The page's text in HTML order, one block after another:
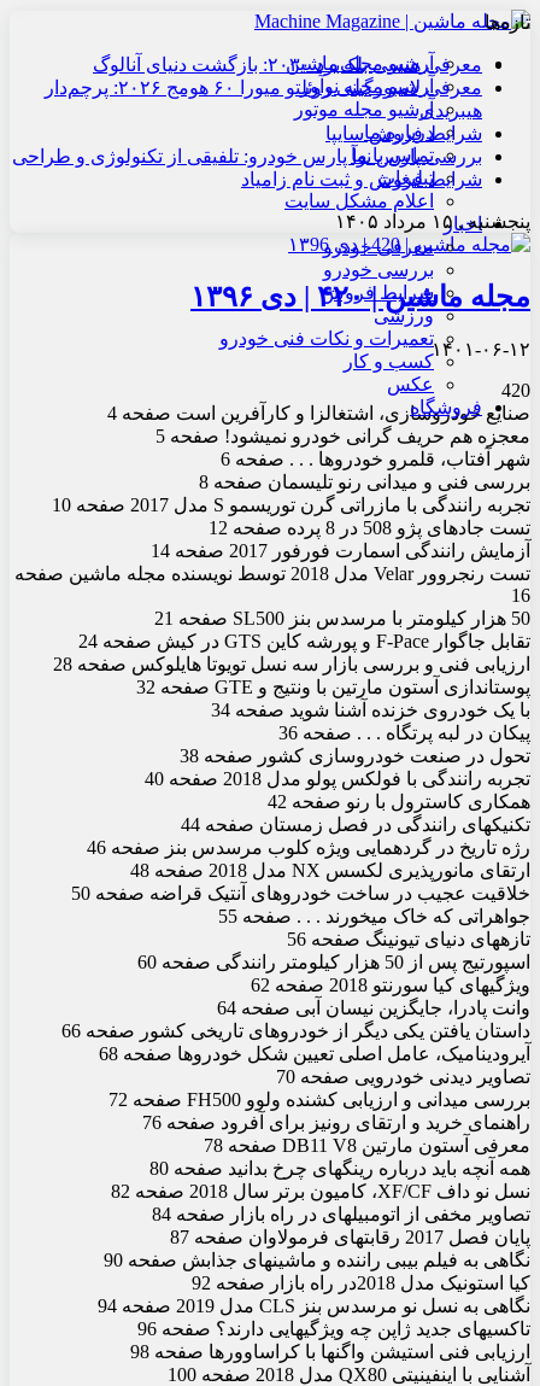
آرشیو مجله ماشین
آرشیو مجله نوآور
آرشیو مجله موتور
درباره ما
تماس با ما
تبلیغات
اعلام مشکل سایت
اخبار
معرفی خودرو
بررسی خودرو
شرایط فروش
ورزشی
تعمیرات و نکات فنی خودرو
کسب و کار
عکس
فروشگاه
تازه‌ها
معرفی هنسی بلک‌برد ۲۰۳۰: بازگشت دنیای آنالوگ
معرفی لامبورگینی روئلتو میورا ۶۰ هومج ۲۰۲۶: پرچم‌دار
هیبریدی
شرایط فروش سایپا
بررسی پارس نوآ پارس خودرو: تلفیقی از تکنولوژی و طراحی
شرایط فروش و ثبت نام زامیاد
پنجشنبه , ۱۵ مرداد ۱۴۰۵
مجله ماشین | ۴۲۰ | دی ۱۳۹۶
۱۴۰۱-۰۶-۱۲
420
صنایع خودروسازی، اشتغال‏زا و کارآفرین است صفحه 4
معجزه هم حریف گرانی خودرو نمی‏شود! صفحه 5
شهر آفتاب، قلمرو خودروها . . . صفحه 6
بررسی فنی و میدانی رنو تلیسمان صفحه 8
تجربه رانندگی با مازراتی گرن توریسمو S مدل 2017 صفحه 10
تست جاده‏ای پژو 508 در 8 پرده صفحه 12
آزمایش رانندگی اسمارت فورفور 2017 صفحه 14
تست رنجروور Velar مدل 2018 توسط نویسنده مجله ماشین صفحه
16
50 هزار کیلومتر با مرسدس بنز SL500 صفحه 21
تقابل جاگوار F-Pace و پورشه کاین GTS در کیش صفحه 24
ارزیابی فنی و بررسی بازار سه نسل تویوتا هایلوکس صفحه 28
پوست‏اندازی آستون مارتین با ونتیج و GTE صفحه 32
با یک خودروی خزنده آشنا شوید صفحه 34
پیکان در لبه پرتگاه . . . صفحه 36
تحول در صنعت خودروسازی کشور صفحه 38
تجربه رانندگی با فولکس پولو مدل 2018 صفحه 40
همکاری کاسترول با رنو صفحه 42
تکنیک‏های رانندگی در فصل زمستان صفحه 44
رژه تاریخ در گردهمایی ویژه کلوب مرسدس بنز صفحه 46
ارتقای مانورپذیری لکسس NX مدل 2018 صفحه 48
خلاقیت عجیب در ساخت خودروهای آنتیک قراضه صفحه 50
جواهراتی که خاک می‏خورند . . . صفحه 55
تازه‏های دنیای تیونینگ صفحه 56
اسپورتیج پس از 50 هزار کیلومتر رانندگی صفحه 60
ویژگی‏های کیا سورنتو 2018 صفحه 62
وانت پادرا، جایگزین نیسان آبی صفحه 64
داستان یافتن یکی دیگر از خودروهای تاریخی کشور صفحه 66
آیرودینامیک، عامل اصلی تعیین‏ شکل خودروها صفحه 68
تصاویر دیدنی خودرویی صفحه 70
بررسی میدانی و ارزیابی کشنده ولوو FH500 صفحه 72
راهنمای خرید و ارتقای رونیز برای آف‏رود صفحه 76
معرفی آستون مارتین DB11 V8 صفحه 78
همه آنچه باید درباره رینگ‏های چرخ بدانید صفحه 80
نسل نو داف XF/CF، کامیون برتر سال 2018 صفحه 82
تصاویر مخفی از اتومبیل‏های در راه بازار صفحه 84
پایان فصل 2017 رقابت‏های فرمولاوان صفحه 87
نگاهی به فیلم بیبی راننده و ماشین‏های جذابش صفحه 90
کیا استونیک مدل 2018در راه بازار صفحه 92
نگاهی به نسل نو مرسدس بنز CLS مدل 2019 صفحه 94
تاکسی‏های جدید ژاپن چه ویژگی‏هایی دارند؟ صفحه 96
ارزیابی فنی استیشن واگن‏ها با کراس‏اوورها صفحه 98
آشنایی با اینفینیتی QX80 مدل 2018 صفحه 100